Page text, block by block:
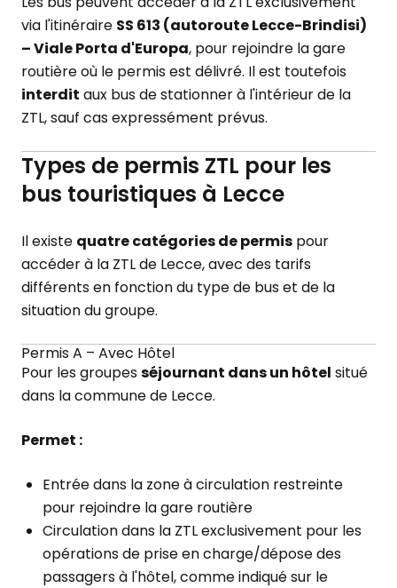
via l'itinéraire SS 613 (autoroute Lecce-Brindisi)
– Viale Porta d'Europa, pour rejoindre la gare
routière où le permis est délivré. Il est toutefois
interdit aux bus de stationner à l'intérieur de la
ZTL, sauf cas expressément prévus.
Types de permis ZTL pour les
bus touristiques à Lecce
Il existe quatre catégories de permis pour
accéder à la ZTL de Lecce, avec des tarifs
différents en fonction du type de bus et de la
situation du groupe.
Permis A – Avec Hôtel
Pour les groupesséjournant dans un hôtel situé
dans la commune de Lecce.
Permet :
Entrée dans la zone à circulation restreinte
pour rejoindre la gare routière
Circulation dans la ZTL exclusivement pour les
opérations de prise en charge/dépose des
passagers à l'hôtel, comme indiqué sur le